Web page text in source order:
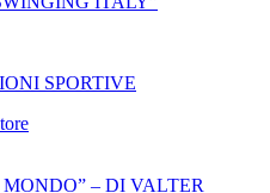
SPORTIVE
– DI VALTER